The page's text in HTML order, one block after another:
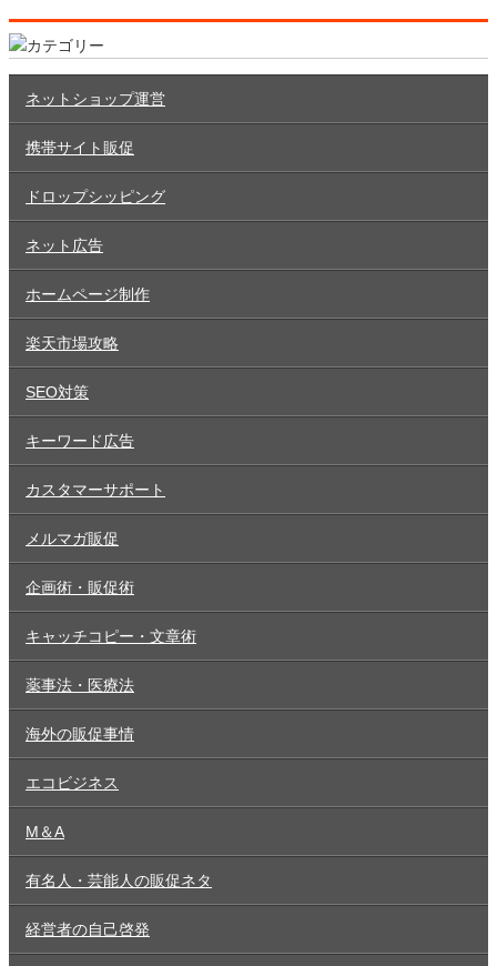
ネットショップ運営
携帯サイト販促
ドロップシッピング
ネット広告
ホームページ制作
楽天市場攻略
SEO対策
キーワード広告
カスタマーサポート
メルマガ販促
企画術・販促術
キャッチコピー・文章術
薬事法・医療法
海外の販促事情
エコビジネス
M＆A
有名人・芸能人の販促ネタ
経営者の自己啓発